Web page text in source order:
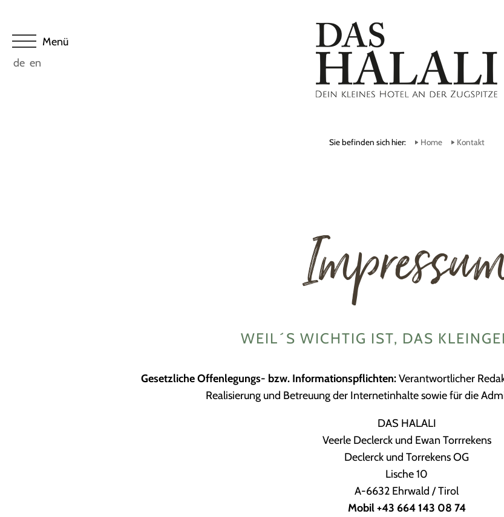
de en
Sie befinden sich hier: Home Kontakt
WEIL´S WICHTIG IST, DAS
Gesetzliche Offenlegungs- bzw. Informationspflichten:Verantwortlicher
Realisierung und Betreuung der Internetinhalte sowie für die
DAS HALALI
Veerle Declerck und Ewan Torrrekens
Declerck und Torrekens OG
Lische 10
A-6632 Ehrwald / Tirol
Mobil+43 664 143 08 74